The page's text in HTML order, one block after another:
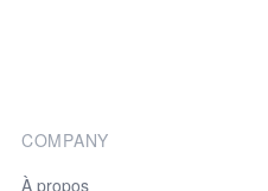
COMPANY
À propos